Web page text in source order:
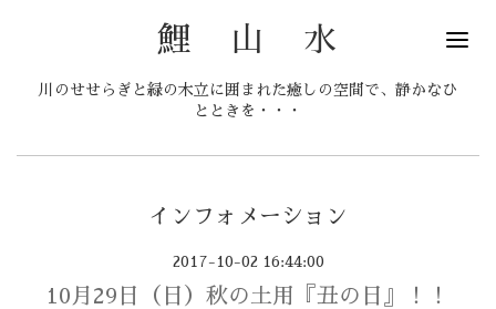
鯉 山 水
川のせせらぎと緑の木立に囲まれた癒しの空間で、静かなひ
とときを・・・
インフォメーション
2017-10-02 16:44:00
10月29日（日）秋の土用『丑の日』！！